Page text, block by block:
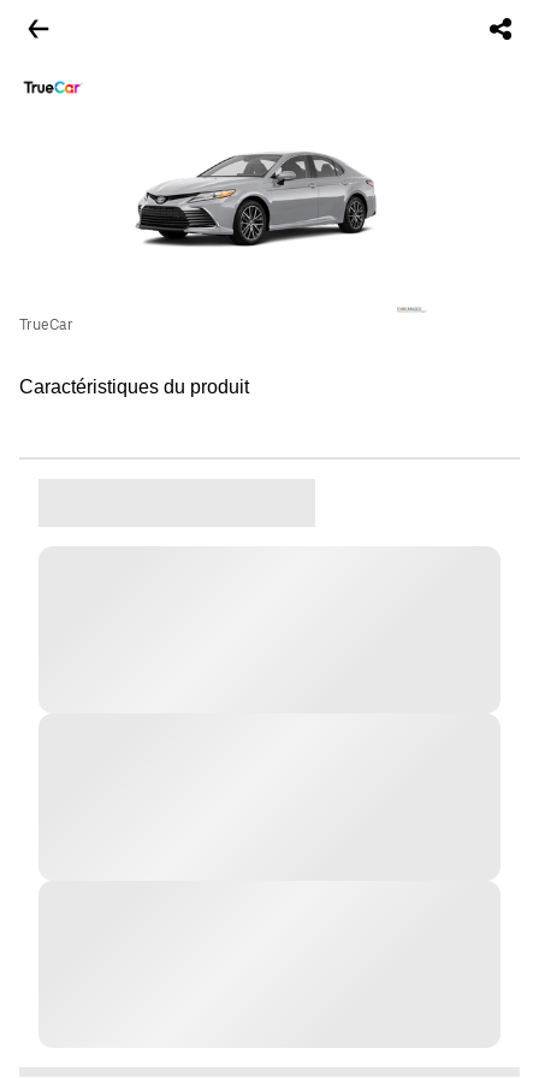
TrueCar
Caractéristiques du produit